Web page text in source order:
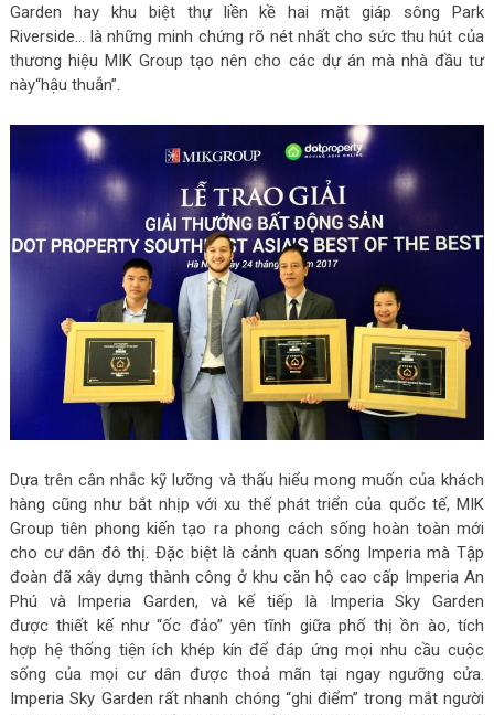
Garden hay khu biệt thự liền kề hai mặt giáp sông Park
Riverside… lànhững minh chứng rõ nét nhất cho sức thu hút của
thương hiệu MIK Grouptạo nên cho các dự án mà nhà đầu tư
này“hậu thuẫn”.
Dựa trêncân nhắc kỹ lưỡng và thấu hiểu mong muốn của khách
hàng cũng như bắt nhịp vớixu thế phát triển của quốc tế, MIK
Group tiên phong kiếntạo ra phong cách sống hoàn toàn mới
cho cư dân đô thị. Đặc biệtlà cảnh quan sống Imperia mà Tập
đoàn đã xây dựng thành công ở khu căn hộcao cấp Imperia An
Phú và Imperia Garden, và kế tiếp làImperia Sky Garden
đượcthiết kếnhư “ốc đảo” yên tĩnh giữa phố thị ồn ào, tích
hợp hệ thống tiện ích khép kín để đáp ứng mọi nhu cầu cuộc
sống của mọi cư dân được thoả mãntại ngay ngưỡng cửa.
Imperia Sky Garden rất nhanh chóng “ghi điểm” trong mắt người